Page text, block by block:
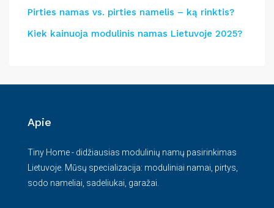
Pirties namas vs. pirties namelis – ką rinktis?
Kiek kainuoja modulinis namas Lietuvoje 2025?
Apie
Tiny Home - didžiausias modulinių namų pasirinkimas
Lietuvoje. Mūsų specializacija: moduliniai namai, pirtys,
sodo nameliai, sadeliukai, garažai.